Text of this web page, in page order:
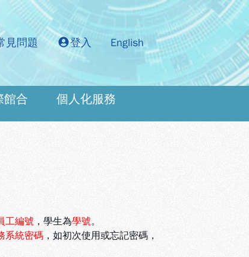
見問題 登入 English
館合 個人化服務
工編號 ，學生為學號。
系統密碼 ，如初次使用或忘記密碼，